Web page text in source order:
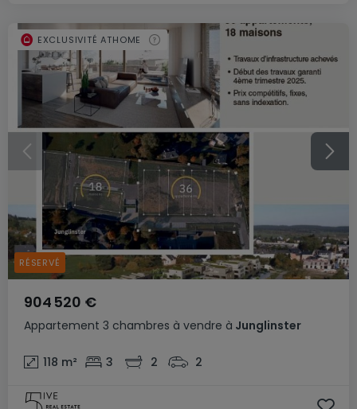
Appartement 3 chambres à vendre à Junglinster
904 520 €
118 m² 3 2 2
EXCLUSIVITÉ ATHOME
RÉSERVÉ